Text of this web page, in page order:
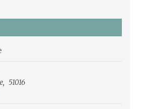
, 51016